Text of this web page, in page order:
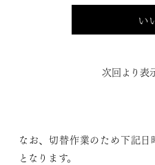
平素は、格別のご高配を賜り
なお、切替作業のため下記
となります。
い
次回より表